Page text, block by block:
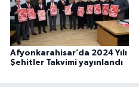
Afyonkarahisar’da 2024 Yılı
Şehitler Takvimi yayınlandı